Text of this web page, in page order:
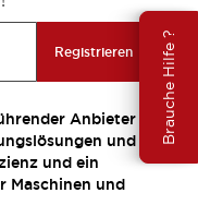
Brauche Hilfe ?
Registrieren
Anbieter
und
und ein
Maschinen und